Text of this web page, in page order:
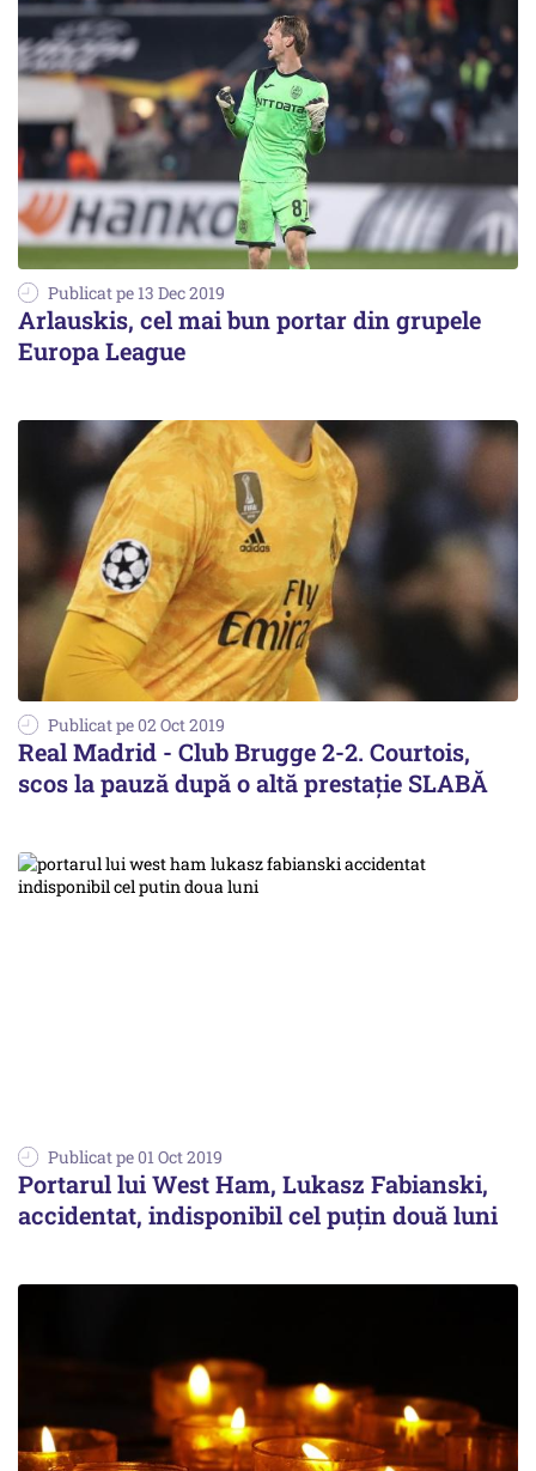
Publicat pe 13 Dec 2019
Arlauskis, cel mai bun portar din grupele
Europa League
Publicat pe 02 Oct 2019
Real Madrid - Club Brugge 2-2. Courtois,
scos la pauză după o altă prestație SLABĂ
Publicat pe 01 Oct 2019
Portarul lui West Ham, Lukasz Fabianski,
accidentat, indisponibil cel puţin două luni